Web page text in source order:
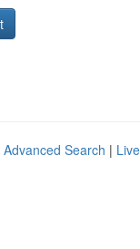
Advanced Search | Live